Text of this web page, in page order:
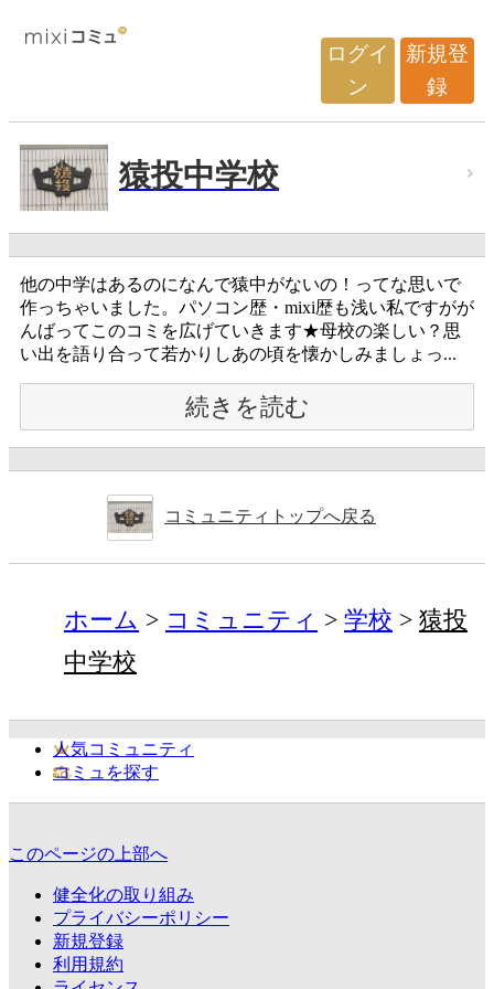
ログイ
ン
新規登
録
猿投中学校
他の中学はあるのになんで猿中がないの！ってな思いで
作っちゃいました。パソコン歴・mixi歴も浅い私ですがが
んばってこのコミを広げていきます★母校の楽しい？思
い出を語り合って若かりしあの頃を懐かしみましょっ...
続きを読む
コミュニティトップへ戻る
ホーム コミュニティ 学校
猿投
中学校
人気コミュニティ
コミュを探す
このページの上部へ
健全化の取り組み
プライバシーポリシー
新規登録
利用規約